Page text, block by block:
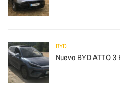
BYD
Nuevo BYD ATTO 3